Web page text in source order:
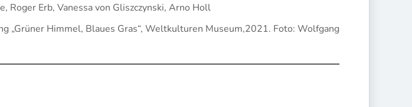
Roger Erb, Vanessa von Gliszczynski, Arno Holl
„Grüner Himmel, Blaues Gras“, Weltkulturen Museum,2021. Foto: Wolfgang